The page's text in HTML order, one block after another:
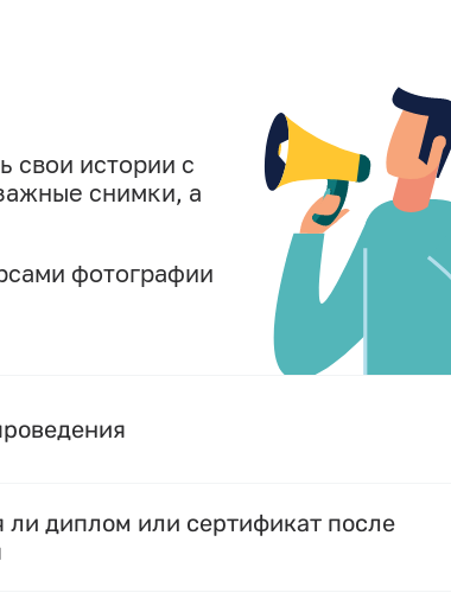
свои истории с
снимки, а
фотографии
ли диплом или сертификат после